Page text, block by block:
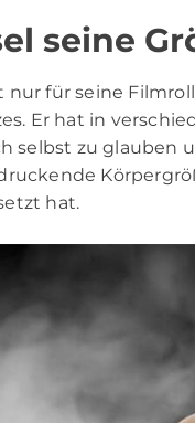
seine
nur für seine
Er hat in
selbst zu glauben
hat.